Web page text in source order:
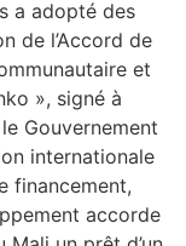
a adopté des
de l’Accord de
et
», signé à
Gouvernement
internationale
financement,
accorde